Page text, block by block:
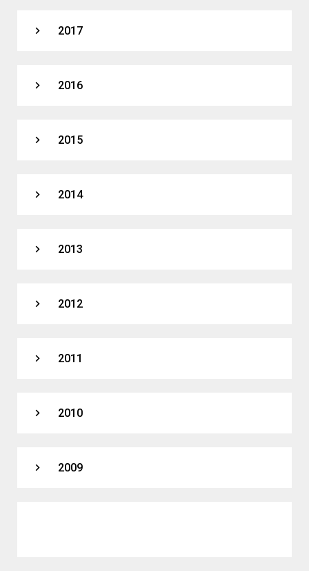
expand_more 2017
expand_more 2016
expand_more 2015
expand_more 2014
expand_more 2013
expand_more 2012
expand_more 2011
expand_more 2010
expand_more 2009